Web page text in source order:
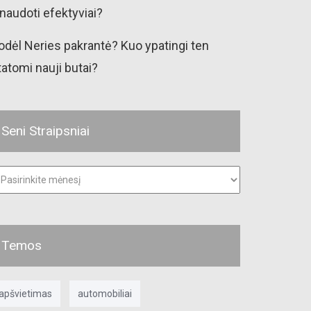
efektyviai?
Neries pakrantė? Kuo ypatingi ten
nauji butai?
Seni Straipsniai
Temos
automobiliai